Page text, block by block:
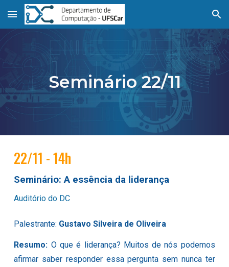
Skip to main content Skip to navigation
Seminário 22/11
22/11 - 14h
Seminário:A essência da liderança
Auditório do DC
Palestrante: Gustavo Silveira de Oliveira
Resumo: O que é liderança? Muitos de nós podemos
afirmar saber responder essa pergunta sem nunca ter